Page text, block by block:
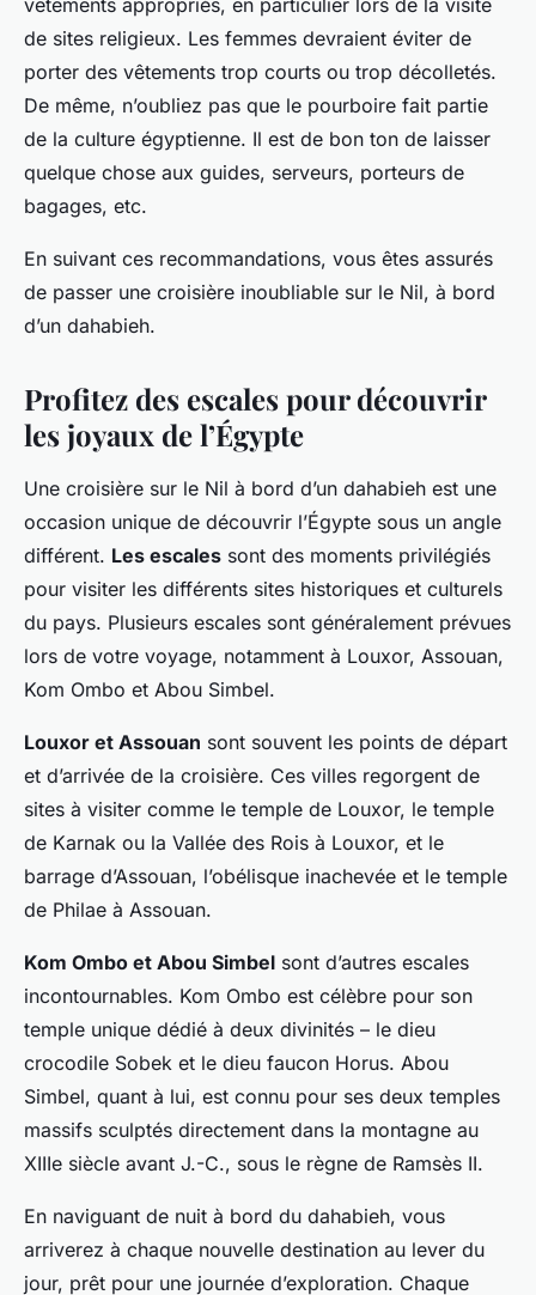
vêtements appropriés, en particulier lors de la visite
de sites religieux. Les femmes devraient éviter de
porter des vêtements trop courts ou trop décolletés.
De même, n’oubliez pas que le pourboire fait partie
de la culture égyptienne. Il est de bon ton de laisser
quelque chose aux guides, serveurs, porteurs de
bagages, etc.
En suivant ces recommandations, vous êtes assurés
de passer une croisière inoubliable sur le Nil, à bord
d’un dahabieh.
Profitez des escales pour découvrir
les joyaux de l’Égypte
Une croisière sur le Nil à bord d’un dahabieh est une
occasion unique de découvrir l’Égypte sous un angle
différent. Les escales sont des moments privilégiés
pour visiter les différents sites historiques et culturels
du pays. Plusieurs escales sont généralement prévues
lors de votre voyage, notamment à Louxor, Assouan,
Kom Ombo et Abou Simbel.
Louxor et Assouan sont souvent les points de départ
et d’arrivée de la croisière. Ces villes regorgent de
sites à visiter comme le temple de Louxor, le temple
de Karnak ou la Vallée des Rois à Louxor, et le
barrage d’Assouan, l’obélisque inachevée et le temple
de Philae à Assouan.
Kom Ombo et Abou Simbel sont d’autres escales
incontournables. Kom Ombo est célèbre pour son
temple unique dédié à deux divinités – le dieu
crocodile Sobek et le dieu faucon Horus. Abou
Simbel, quant à lui, est connu pour ses deux temples
massifs sculptés directement dans la montagne au
XIIIe siècle avant J.-C., sous le règne de Ramsès II.
En naviguant de nuit à bord du dahabieh, vous
arriverez à chaque nouvelle destination au lever du
jour, prêt pour une journée d’exploration. Chaque